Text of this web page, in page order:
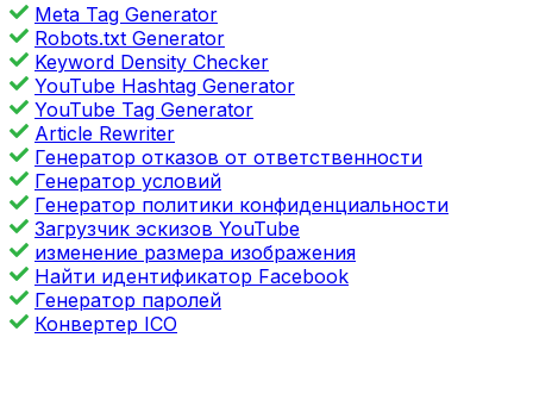
Meta Tag Generator
Robots.txt Generator
Keyword Density Checker
YouTube Hashtag Generator
YouTube Tag Generator
Article Rewriter
Генератор отказов от ответственности
Генератор условий
Генератор политики конфиденциальности
Загрузчик эскизов YouTube
изменение размера изображения
Найти идентификатор Facebook
Генератор паролей
Конвертер ICO